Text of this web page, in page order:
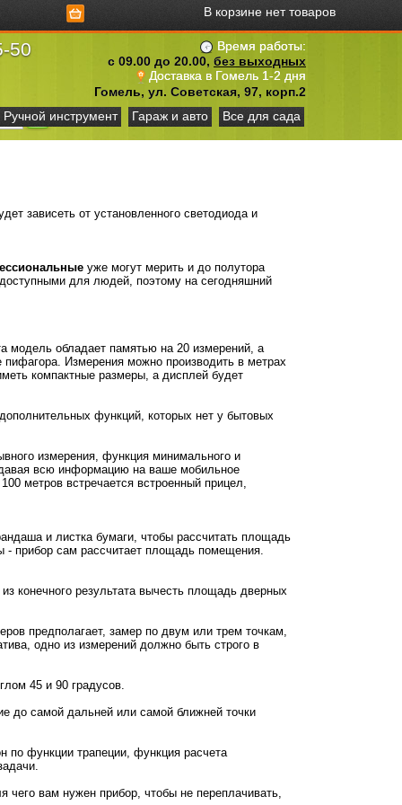
В корзине нет товаров
Время работы:
с 09.00 до 20.00, без выходных
Доставка в Гомель 1-2 дня
Гомель, ул. Советская, 97, корп.2
50
Ручной инструмент Гараж и авто Все для сада
зависеть от установленного светодиода и
уже могут мерить и до полутора
для людей, поэтому на сегодняшний
модель обладает памятью на 20 измерений, а
Измерения можно производить в метрах
компактные размеры, а дисплей будет
функций, которых нет у бытовых
измерения, функция минимального и
всю информацию на ваше мобильное
метров встречается встроенный прицел,
и листка бумаги, чтобы рассчитать площадь
- прибор сам рассчитает площадь помещения.
конечного результата вычесть площадь дверных
предполагает, замер по двум или трем точкам,
одно из измерений должно быть строго в
45 и 90 градусов.
до самой дальней или самой ближней точки
по функции трапеции, функция расчета
чего вам нужен прибор, чтобы не переплачивать,